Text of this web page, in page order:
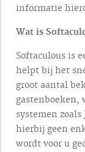
informatie
Wat is
Softaculous is
helpt bij het
groot aantal
gastenboeken,
systemen
hierbij geen
wordt voor u